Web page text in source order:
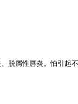
脱屑性唇炎。怕引起不